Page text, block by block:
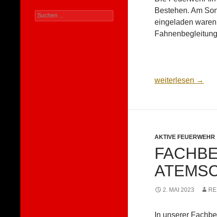
Bestehen. Am
eingeladen
150 Jahre
weiterlesen →
AKTIVE FEUERWEHR
2. MAI 2023
In unserer
Suchen
nach: